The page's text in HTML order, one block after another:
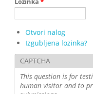
Otvori nalog
Izgubljena lozinka?
CAPTCHA
This question is for
human visitor and to